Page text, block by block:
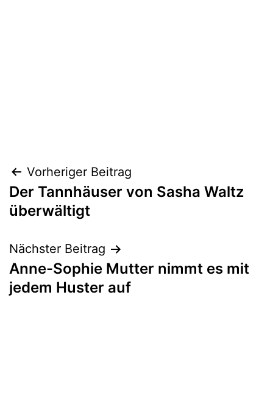
Beitragsnavigation
Vorheriger Beitrag
Der Tannhäuser von Sasha Waltz
überwältigt
Nächster Beitrag
Anne-Sophie Mutter nimmt es mit
jedem Huster auf